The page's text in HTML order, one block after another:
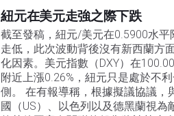
紐元在美元走強之際下跌
截至發稿，紐元/美元在0.5900水平
走低，此次波動背後沒有新西蘭方
化因素。美元指數（DXY）在
附近上漲0.26%，紐元只是處於不
側。 在有報導稱，根據擬議協議，
國（US）、以色列以及德黑蘭視為